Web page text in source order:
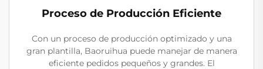
Proceso de Producción Eficiente
Con un proceso de producción optimizado y una
gran plantilla, Baoruihua puede manejar de manera
eficiente pedidos pequeños y grandes. El